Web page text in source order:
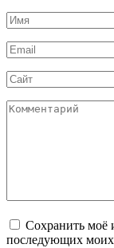
Имя
*
Email
*
Сайт
Комментарий
Сохранить моё
последующих